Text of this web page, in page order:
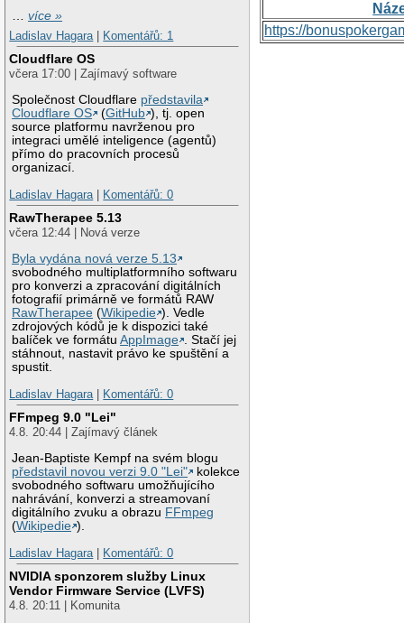
…více »
Ladislav Hagara
Komentářů: 1
Cloudflare OS
včera 17:00 | Zajímavý software
Společnost Cloudflare představila
Cloudflare OS
(GitHub ), tj. open
source platformu navrženou pro
integraci umělé inteligence (agentů)
přímo do pracovních procesů
organizací.
Ladislav Hagara
Komentářů: 0
RawTherapee 5.13
včera 12:44 | Nová verze
Byla vydána nová verze 5.13
svobodného multiplatformního softwaru
pro konverzi a zpracování digitálních
fotografií primárně ve formátů RAW
RawTherapee (Wikipedie ). Vedle
zdrojových kódů je k dispozici také
balíček ve formátuAppImage . Stačí jej
stáhnout, nastavit právo ke spuštění a
spustit.
Ladislav Hagara
Komentářů: 0
FFmpeg 9.0 "Lei"
4.8. 20:44 | Zajímavý článek
Jean-Baptiste Kempf na svém blogu
představil novou verzi 9.0 "Lei"
kolekce
svobodného softwaru umožňujícího
nahrávání, konverzi a streamovaní
digitálního zvuku a obrazu FFmpeg
(Wikipedie ).
Ladislav Hagara
Komentářů: 0
NVIDIA sponzorem služby Linux
Vendor Firmware Service (LVFS)
4.8. 20:11 | Komunita
https://